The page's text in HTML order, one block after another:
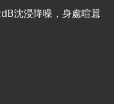
沈浸降噪，身處喧囂